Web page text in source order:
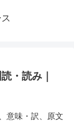
・読み｜
意味・訳、原文